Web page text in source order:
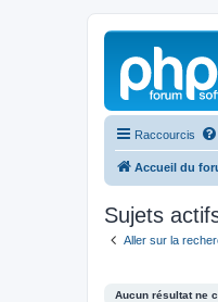
Raccourcis
Accueil du
Sujets
Aller sur la
Aucun résultat ne